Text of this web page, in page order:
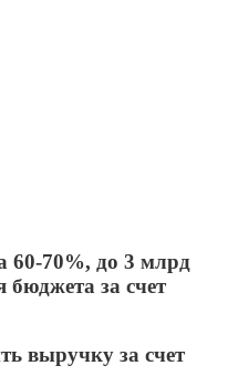
60-70%, до 3 млрд
бюджета за счет
выручку за счет